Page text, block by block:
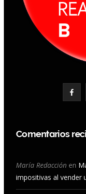
b
o
Comentarios
María Redacción en
impositivas al vender